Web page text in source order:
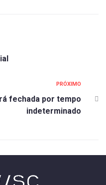
PRÓXIMO
fechada por tempo
indeterminado